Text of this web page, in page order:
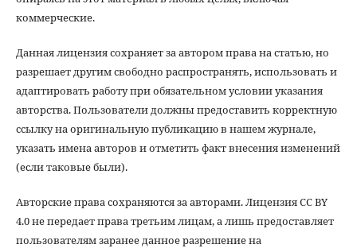
коммерческие.
Данная лицензия сохраняет за автором права на статью, но
разрешает другим свободно распространять, использовать и
адаптировать работу при обязательном условии указания
авторства. Пользователи должны предоставить корректную
ссылку на оригинальную публикацию в нашем журнале,
указать имена авторов и отметить факт внесения изменений
(если таковые были).
Авторские права сохраняются за авторами. Лицензия CC BY
4.0 не передает права третьим лицам, а лишь предоставляет
пользователям заранее данное разрешение на